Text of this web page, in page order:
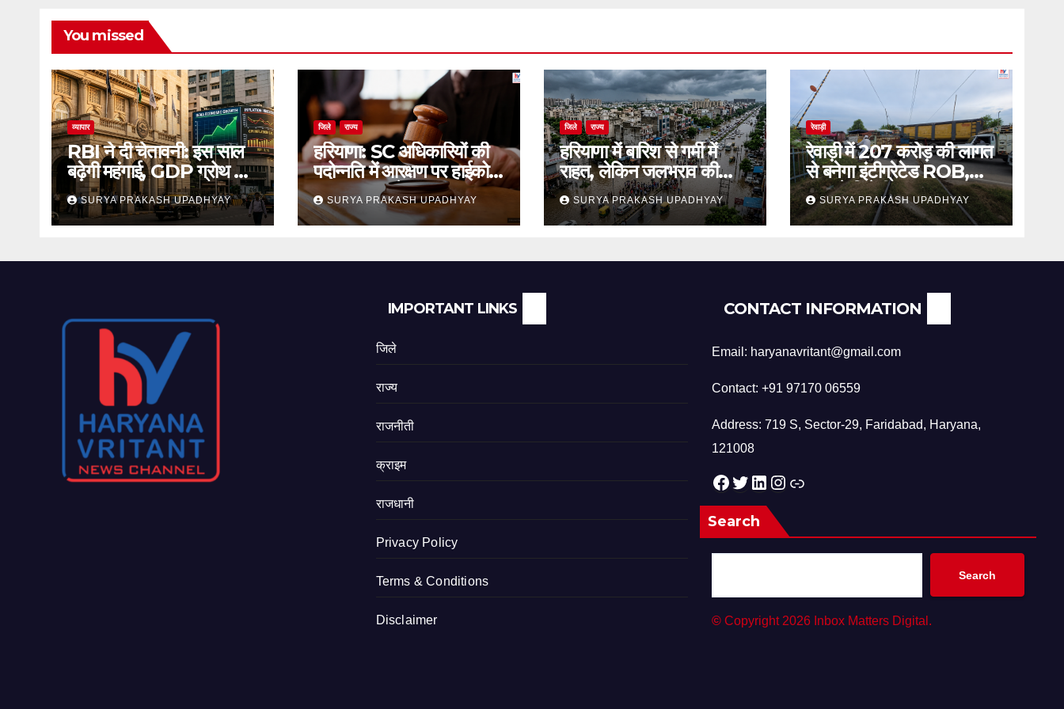
You missed
व्यापार
RBI ने दी चेतावनी: इस साल
बढ़ेगी महंगाई, GDP ग्रोथ का
अनुमान जारी
SURYA PRAKASH UPADHYAY
जिले राज्य
हरियाणा: SC अधिकारियों की
पदोन्नति में आरक्षण पर हाईकोर्ट
का स्थगन आदेश
SURYA PRAKASH UPADHYAY
जिले राज्य
हरियाणा में बारिश से गर्मी में
राहत, लेकिन जलभराव की
समस्या बरकरार
SURYA PRAKASH UPADHYAY
रेवाड़ी
रेवाड़ी में 207 करोड़ की लागत
से बनेगा इंटीग्रेटेड ROB,
जाम से मिलेगी राहत
SURYA PRAKASH UPADHYAY
IMPORTANT LINKS
जिले
राज्य
राजनीती
क्राइम
राजधानी
Privacy Policy
Terms & Conditions
Disclaimer
CONTACT INFORMATION
Email: haryanavritant@gmail.com
Contact: +91 97170 06559
Address: 719 S, Sector-29, Faridabad, Haryana,
121008
Facebook Twitter LinkedIn Instagram Link
Search
Search
© Copyright 2026 Inbox Matters Digital.